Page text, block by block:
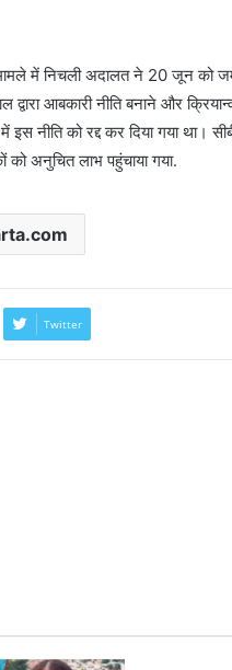
में निचली अदालत ने 20 जून को
आबकारी नीति बनाने और
नीति को रद्द कर दिया गया था।
अनुचित लाभ पहुंचाया गया.
Twitter